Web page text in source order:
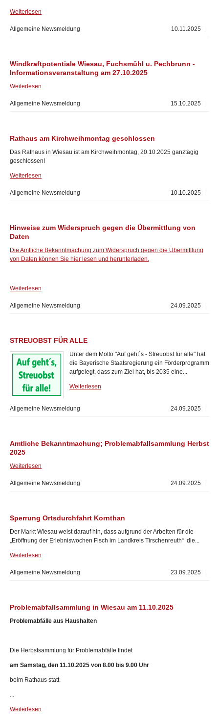
Weiterlesen
10.11.2025
Allgemeine Newsmeldung
Windkraftpotentiale Wiesau, Fuchsmühl u. Pechbrunn -
Informationsveranstaltung am 27.10.2025
Weiterlesen
15.10.2025
Allgemeine Newsmeldung
Rathaus am Kirchweihmontag geschlossen
Das Rathaus in Wiesau ist am Kirchweihmontag, 20.10.2025 ganztägig
geschlossen!
Weiterlesen
10.10.2025
Allgemeine Newsmeldung
Hinweise zum Widerspruch gegen die Übermittlung von
Daten
Die Amtliche Bekanntmachung zum Widerspruch gegen die Übermittlung
von Daten können Sie hier lesen und herunterladen.
Weiterlesen
24.09.2025
Allgemeine Newsmeldung
STREUOBST FÜR ALLE
Unter dem Motto "Auf geht´s - Streuobst für alle" hat
die Bayerische Staatsregierung ein Förderprogramm
aufgelegt, dass zum Ziel hat, bis 2035 eine...
Weiterlesen
24.09.2025
Allgemeine Newsmeldung
Amtliche Bekanntmachung; Problemabfallsammlung Herbst
2025
Weiterlesen
24.09.2025
Allgemeine Newsmeldung
Sperrung Ortsdurchfahrt Kornthan
Der Markt Wiesau weist darauf hin, dass aufgrund der Arbeiten für die
„Eröffnung der Erlebniswochen Fisch im Landkreis Tirschenreuth“ die...
Weiterlesen
23.09.2025
Allgemeine Newsmeldung
Problemabfallsammlung in Wiesau am 11.10.2025
Problemabfälle aus Haushalten
Die Herbstsammlung für Problemabfälle findet
am Samstag, den 11.10.2025 von 8.00 bis 9.00 Uhr
beim Rathaus statt.
...
Weiterlesen